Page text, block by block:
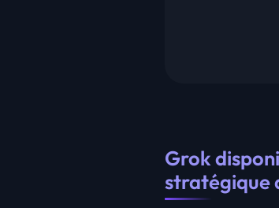
Grok
stratégique